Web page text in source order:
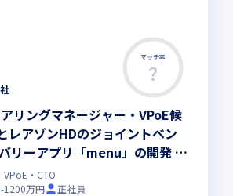
マッチ率
リングマネージャー・VPoE候
アゾンHDのジョイントベン
リーアプリ「menu」の開発 |
福利厚生あり
・CTO
1200万円
正社員